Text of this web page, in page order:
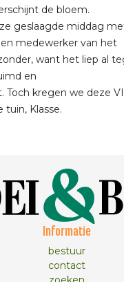
de bloem.
geslaagde middag
medewerker van het
want het liep al
en
Toch kregen we deze
Klasse.
Informatie
bestuur
contact